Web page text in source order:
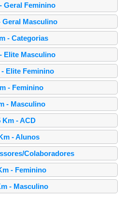
Geral Feminino
Geral Masculino
- Categorias
Elite Masculino
- Elite Feminino
- Feminino
- Masculino
Km - ACD
- Alunos
Colaboradores
- Feminino
- Masculino